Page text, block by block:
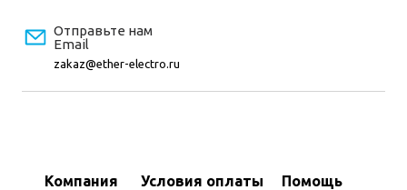
Отправьте нам
Email
zakaz@ether-electro.ru
Компания
Условия оплаты
Помощь